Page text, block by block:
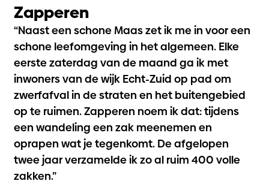
Zapperen
“Naast een schone Maas zet ik me in voor een
schone leefomgeving in het algemeen. Elke
eerste zaterdag van de maand ga ik met
inwoners van de wijk Echt-Zuid op pad om
zwerfafval in de straten en het buitengebied
op te ruimen.Zapperen noem ik dat: tijdens
een wandeling een zak meenemen en
oprapen wat je tegenkomt. De afgelopen
twee jaar verzamelde ik zo al ruim 400 volle
zakken.”